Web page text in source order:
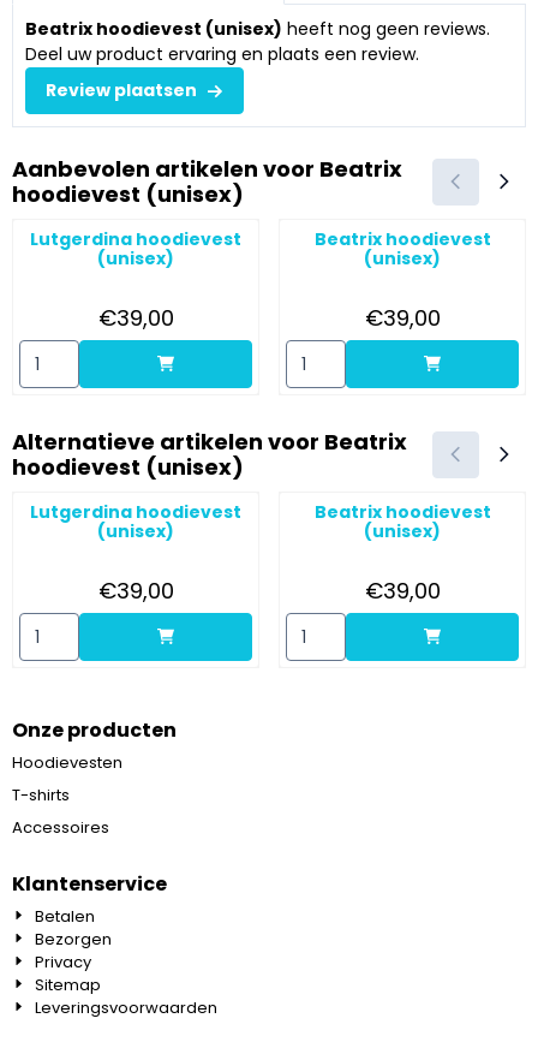
Beatrix hoodievest (unisex) heeft nog geen reviews.
Deel uw product ervaring en plaats een review.
Review plaatsen
Aanbevolen artikelen voor Beatrix
hoodievest (unisex)
Lutgerdina hoodievest
(unisex)
Prijs: 39,00
€39,00
Aantal kiezen voor Lutgerdina hoodievest (unisex)
Beatrix hoodievest
(unisex)
Prijs: 39,00
€39,00
Aantal kiezen voor Beatrix
Alternatieve artikelen voor Beatrix
hoodievest (unisex)
Lutgerdina hoodievest
(unisex)
Prijs: 39,00
€39,00
Aantal kiezen voor Lutgerdina hoodievest (unisex)
Beatrix hoodievest
(unisex)
Prijs: 39,00
€39,00
Aantal kiezen voor Beatrix
Onze producten
Hoodievesten
T-shirts
Accessoires
Klantenservice
Betalen
Bezorgen
Privacy
Sitemap
Leveringsvoorwaarden